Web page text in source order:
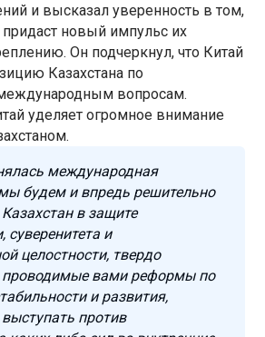
и высказал уверенность в том,
новый импульс их
Он подчеркнул, что Китай
Казахстана по
вопросам.
уделяет огромное внимание
международная
будем и впредь решительно
в защите
суверенитета и
целостности, твердо
проводимые вами реформы по
и развития,
против